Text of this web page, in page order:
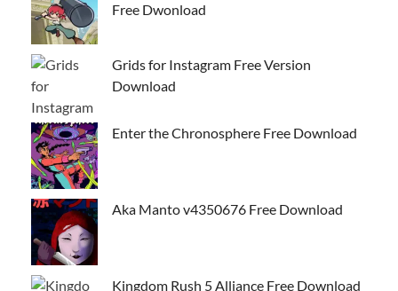
Free Dwonload
Grids for Instagram Free Version
Download
Enter the Chronosphere Free Download
Aka Manto v4350676 Free Download
Kingdom Rush 5 Alliance Free Download